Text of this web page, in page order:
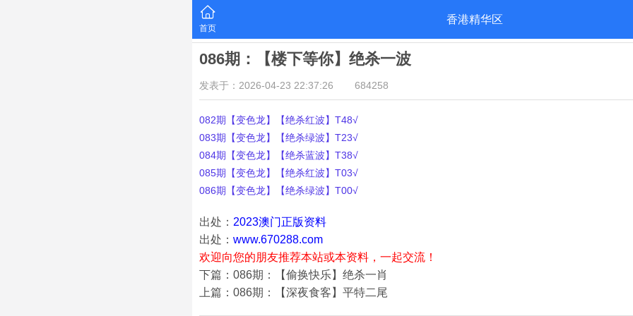
首页
香港精华区
086期：【楼下等你】绝杀一波
发表于：2026-04-23 22:37:26 684258
082期【变色龙】【绝杀红波】T48√
083期【变色龙】【绝杀绿波】T23√
084期【变色龙】【绝杀蓝波】T38√
085期【变色龙】【绝杀红波】T03√
086期【变色龙】【绝杀绿波】T00√
出处： 2023澳门正版资料
出处： www.670288.com
欢迎向您的朋友推荐本站或本资料，一起交流！
下篇：086期：【偷换快乐】绝杀一肖
上篇：086期：【深夜食客】平特二尾